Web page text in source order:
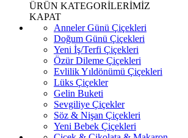
ÜRÜN KATEGORİLERİMİZ
KAPAT
Anneler Günü Çiçekleri
Doğum Günü Çiçekleri
Yeni İş/Terfi Çiçekleri
Özür Dileme Çiçekleri
Evlilik Yıldönümü Çiçekleri
Lüks Çiçekler
Gelin Buketi
Sevgiliye Çiçekler
Söz & Nişan Çiçekleri
Yeni Bebek Çiçekleri